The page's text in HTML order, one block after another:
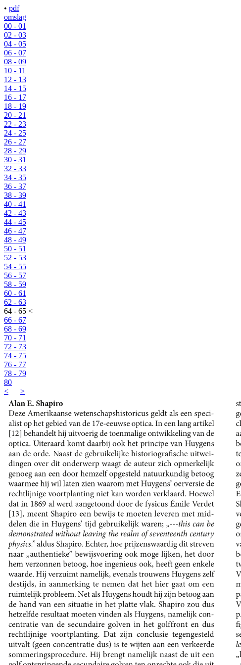
• pdf
omslag
00 - 01
02 - 03
04 - 05
06 - 07
08 - 09
10 - 11
12 - 13
14 - 15
16 - 17
18 - 19
20 - 21
22 - 23
24 - 25
26 - 27
28 - 29
30 - 31
32 - 33
34 - 35
36 - 37
38 - 39
40 - 41
42 - 43
44 - 45
46 - 47
48 - 49
50 - 51
52 - 53
54 - 55
56 - 57
58 - 59
60 - 61
62 - 63
64 - 65 <
66 - 67
68 - 69
70 - 71
72 - 73
74 - 75
76 - 77
78 - 79
80
<
>